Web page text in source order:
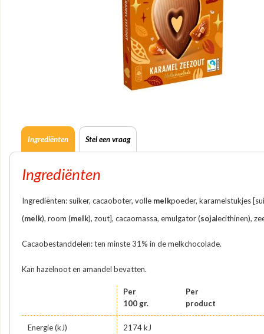
Ingrediënten Stel een vraag
Ingrediënten
Ingrediënten: suiker, cacaoboter, volle melkpoeder, karamelstukjes
(melk), room (melk), zout], cacaomassa, emulgator (sojalecithinen),
Cacaobestanddelen: ten minste 31% in de melkchocolade.
Kan hazelnoot en amandel bevatten.
Per
100 gr.
Per
product
Energie (kJ) 2174 kJ